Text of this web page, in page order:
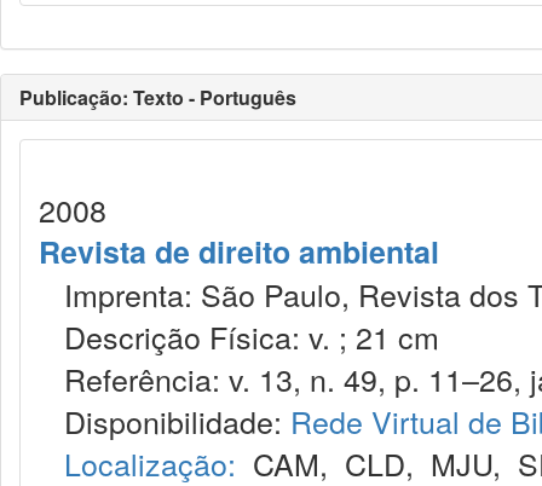
Publicação: Texto - Português
2008
Revista de direito ambiental
Imprenta: São Paulo, Revista dos
Descrição Física: v. ; 21 cm
Referência: v. 13, n. 49, p. 11–26,
Disponibilidade: Rede Virtual de
Localização: CAM, CLD, MJU,